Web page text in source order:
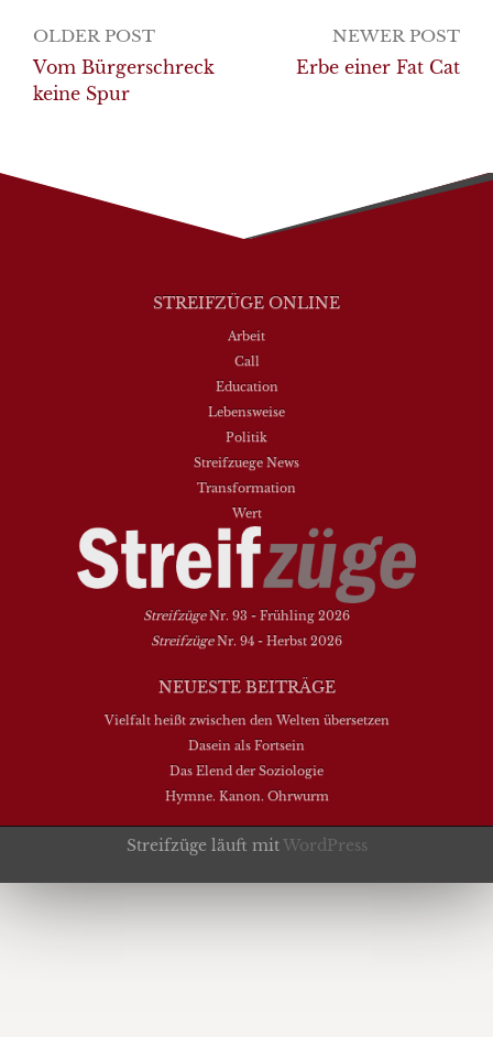
Post
navigation
OLDER POST
Vom Bürgerschreck
keine Spur
NEWER POST
Erbe einer Fat Cat
STREIFZÜGE ONLINE
Arbeit
Call
Education
Lebensweise
Politik
Streifzuege News
Transformation
Wert
StreifzügeNr. 93 - Frühling 2026
StreifzügeNr. 94 - Herbst 2026
NEUESTE BEITRÄGE
Vielfalt heißt zwischen den Welten übersetzen
Dasein als Fortsein
Das Elend der Soziologie
Hymne. Kanon. Ohrwurm
Streifzüge läuft mitWordPress